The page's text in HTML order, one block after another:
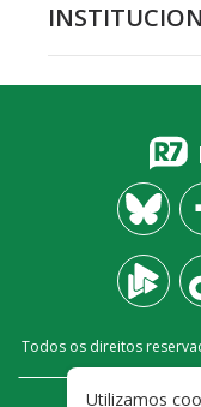
Todos os direitos
Utilizamos